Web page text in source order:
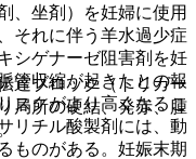
達ブロック（トリガー
局所の硬結、発赤、腫
、坐剤）を妊婦に使用
それに伴う羊水過少症
シゲナーゼ阻害剤を妊
管収縮が起きたとの報
スクがより高くなるこ
リチル酸製剤には、動
ものがある。妊娠末期